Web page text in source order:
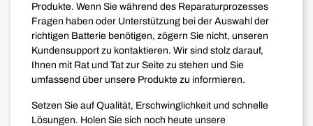
Produkte. Wenn Sie während des Reparaturprozesses
Fragen haben oder Unterstützung bei der Auswahl der
richtigen Batterie benötigen, zögern Sie nicht, unseren
Kundensupport zu kontaktieren. Wir sind stolz darauf,
Ihnen mit Rat und Tat zur Seite zu stehen und Sie
umfassend über unsere Produkte zu informieren.
Setzen Sie auf Qualität, Erschwinglichkeit und schnelle
Lösungen. Holen Sie sich noch heute unsere